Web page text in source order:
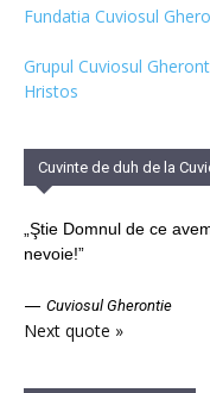
Fundatia Cuviosul
Grupul Cuviosul
Hristos
Cuvinte de duh de la
„Ştie Domnul de ce
nevoie!”
— Cuviosul Gherontie
Next quote »